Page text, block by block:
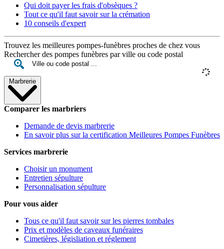
Qui doit payer les frais d'obsèques ?
Tout ce qu'il faut savoir sur la crémation
10 conseils d'expert
Trouvez les meilleures pompes-funèbres proches de chez vous
Rechercher des pompes funèbres par ville ou code postal
Marbrerie
Comparer les marbriers
Demande de devis marbrerie
En savoir plus sur la certification Meilleures Pompes Funèbres
Services marbrerie
Choisir un monument
Entretien sépulture
Personnalisation sépulture
Pour vous aider
Tous ce qu'il faut savoir sur les pierres tombales
Prix et modèles de caveaux funéraires
Cimetières, législiation et réglement